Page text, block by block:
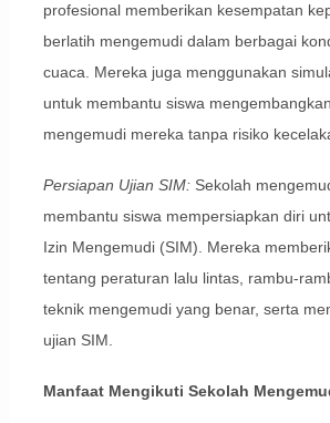
profesional memberikan kesempatan
berlatih mengemudi dalam berbagai
cuaca. Mereka juga menggunakan
untuk membantu siswa
mengemudi mereka tanpa risiko
Persiapan Ujian SIM:Sekolah
membantu siswa mempersiapkan diri
Izin Mengemudi (SIM). Mereka
tentang peraturan lalu lintas, rambu-
teknik mengemudi yang benar, serta
ujian SIM.
Manfaat Mengikuti Sekolah